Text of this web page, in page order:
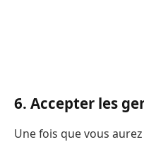
6. Accepter les
Une fois que vous